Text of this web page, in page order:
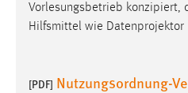
Vorlesungsbetrieb konzipiert,
Hilfsmittel wie Datenprojektor
[PDF] Nutzungsordnung-